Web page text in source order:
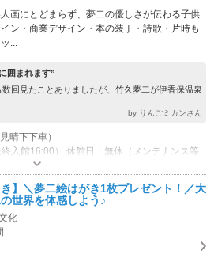
画にとどまらず、夢二の優しさが伝わる子供
ン・商業デザイン・本の装丁・詩歌・片時も
...
囲まれます”
回見たことありましたが、竹久夢二が伊香保温泉
by りんごミカンさん
晴下下車）
入館16:00） 休館日：無休（メンテナンス等
】＼夢二絵はがき1枚プレゼント！／大
世界を体感しよう♪
化